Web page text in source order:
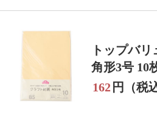
トップバ
角形3号 10
162 円（税